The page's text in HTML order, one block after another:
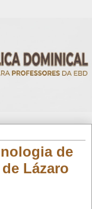
de
Lázaro